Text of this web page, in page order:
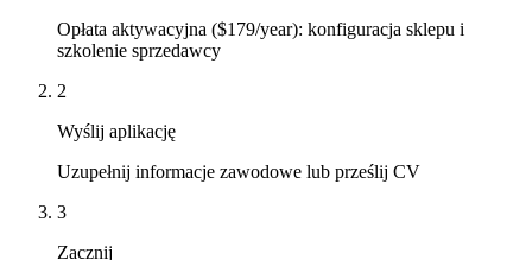
Opłata aktywacyjna ($179/year): konfiguracja sklepu i
szkolenie sprzedawcy
2
Wyślij aplikację
Uzupełnij informacje zawodowe lub prześlij CV
3
Zacznij